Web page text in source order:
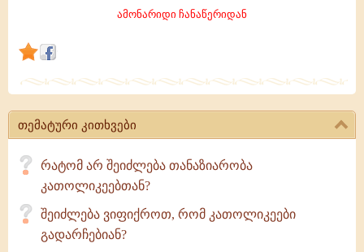
ამონარიდი ჩანაწერიდან
თემატური კითხვები
რატომ არ შეიძლება თანაზიარობა
კათოლიკეებთან?
შეიძლება ვიფიქროთ, რომ კათოლიკეები
გადარჩებიან?